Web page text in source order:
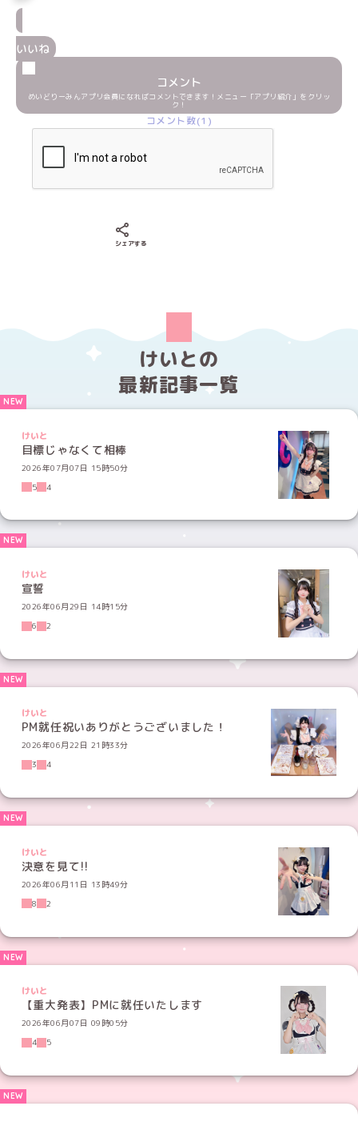
いいね
コメント
めいどりーみんアプリ会員になればコメントできます！メニュー「アプリ紹介」をクリッ
ク！
コメント数(1)
シェアする
けいとの
最新記事一覧
けいと
目標じゃなくて相棒
2026年07月07日 15時50分
5
4
けいと
宣誓
2026年06月29日 14時15分
6
2
けいと
PM就任祝いありがとうございました！
2026年06月22日 21時33分
3
4
けいと
決意を見て!!
2026年06月11日 13時49分
8
2
けいと
【重大発表】PMに就任いたします
2026年06月07日 09時05分
4
5